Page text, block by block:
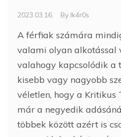
2023.03.16. By Ik4r0s
A férfiak számára
valami olyan alkotással
valahogy kapcsolódik a
kisebb vagy nagyobb
véletlen, hogy a Kritikus
már a negyedik
többek között azért is